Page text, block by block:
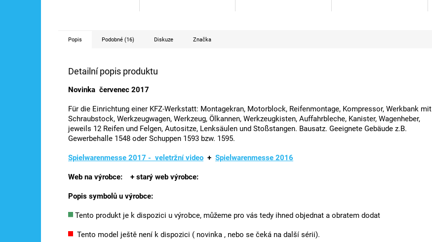
Popis Podobné (16) Diskuze Značka
Detailní popis produktu
Novinka červenec 2017
Für die Einrichtung einer KFZ-Werkstatt: Montagekran, Motorblock, Reifenmontage, Kompressor, Werkbank mit
Schraubstock, Werkzeugwagen, Werkzeug, Ölkannen, Werkzeugkisten, Auffahrbleche, Kanister, Wagenheber,
jeweils 12 Reifen und Felgen, Autositze, Lenksäulen und Stoßstangen. Bausatz. Geeignete Gebäude z.B.
Gewerbehalle 1548 oder Schuppen 1593 bzw. 1595.
Spielwarenmesse 2017 - veletržní video + Spielwarenmesse 2016
Web na výrobce: + starý web výrobce:
Popis symbolů u výrobce:
Tento produkt je k dispozici u výrobce, můžeme pro vás tedy ihned objednat a obratem dodat
Tento model ještě není k dispozici ( novinka , nebo se čeká na další sérii).